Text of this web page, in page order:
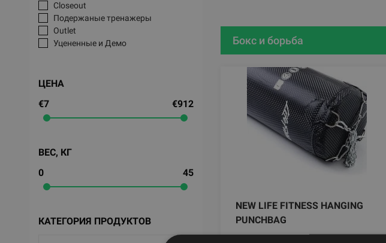
Closeout
Подержаные тренажеры
Outlet
Уцененные и Демо
ЦЕНА
€7
€912
ВЕС, КГ
0
45
КАТЕГОРИЯ ПРОДУКТОВ
Бокс и борьба
NEW LIFE FITNESS HANGING
PUNCHBAG